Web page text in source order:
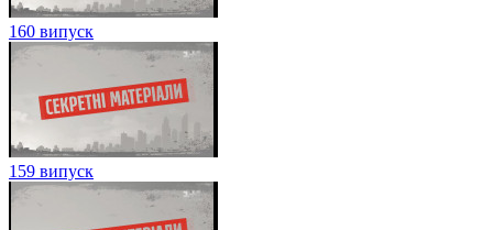
160 випуск
159 випуск